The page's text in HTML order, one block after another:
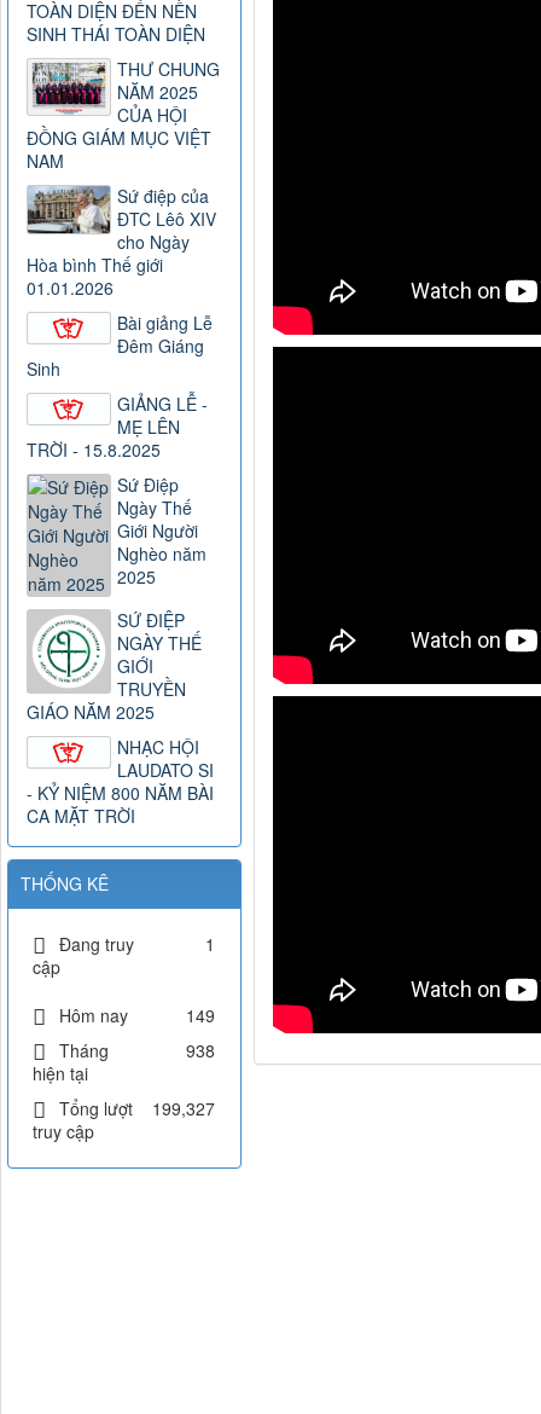
TOÀN DIỆN ĐẾN NỀN
SINH THÁI TOÀN DIỆN
THƯ CHUNG
NĂM 2025
CỦA HỘI
ĐỒNG GIÁM MỤC VIỆT
NAM
Sứ điệp của
ĐTC Lêô XIV
cho Ngày
Hòa bình Thế giới
01.01.2026
Bài giảng Lễ
Đêm Giáng
Sinh
GIẢNG LỄ -
MẸ LÊN
TRỜI - 15.8.2025
Sứ Điệp
Ngày Thế
Giới Người
Nghèo năm
2025
SỨ ĐIỆP
NGÀY THẾ
GIỚI
TRUYỀN
GIÁO NĂM 2025
NHẠC HỘI
LAUDATO SI
- KỶ NIỆM 800 NĂM BÀI
CA MẶT TRỜI
THỐNG KÊ
Đang truy
cập
1
Hôm nay
149
Tháng
hiện tại
938
Tổng lượt
truy cập
199,327